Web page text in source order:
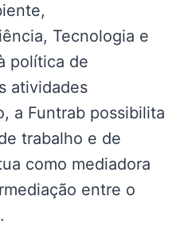
Tecnologia e
política de
atividades
a Funtrab possibilita
trabalho e de
como mediadora
entre o